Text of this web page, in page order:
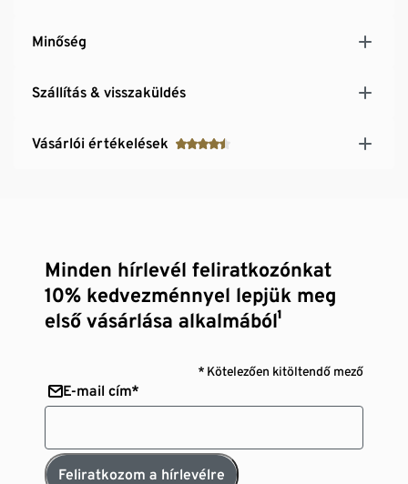
Minőség
Szállítás & visszaküldés
Vásárlói értékelések
Minden hírlevél feliratkozónkat
10% kedvezménnyel lepjük meg
első vásárlása alkalmából¹
* Kötelezően kitöltendő mező
E-mail cím*
Feliratkozom a hírlevélre